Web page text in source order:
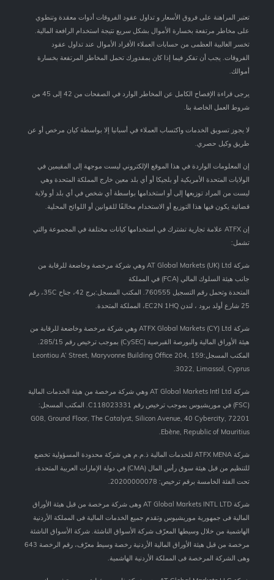
تعتبر المراهنة على فروق الأسعار و تداول عقود الفروقات أدوات معقدة وتنطوي
على مخاطر مرتفعة بخسارة الأموال بشكل سريع نتيجة استخدام الرافعة المالية.
تخسر الغالبية العظمى من حسابات العملاء الأفراد الأموال عند تداول عقود
الفروقات. يجب أن تفكر فيما إذا كان بمقدورك تحمل المخاطر المرتفعة بخسارة
أموالك.
يرجى قراءة الإفصاح الكامل عن المخاطر الوارد في الصفحات من 42 إلى 45 من
شروط العمل الخاصة بنا.
لا يجوز تسويق الخدمات واكتساب العملاء في أسبانيا إلا بواسطة كيان مرخص أو عن
طريق وكيل حصري.
إن المعلومات الواردة في هذا الموقع الإلكتروني ليست موجهة إلى المقيمين في
الولايات المتحدة الأمريكية أو بلجيكا أو أي بلد معين خارج المملكة المتحدة وهي
ليست من المراد توزيعها إلى أو استخدامها بواسطة أي شخص في أي بلد أو ولاية
قضائية يكون فيها هذا التوزيع أو الاستخدام مخالفًا للقوانين أو اللوائح المحلية.
إن ATFX علامة تجارية تشترك في استخدامها كيانات مختلفة في المجموعة والتي
تشمل:
شركة AT Global Markets (UK) Ltd وهي شركة مرخصة وخاضعة للرقابة من
جانب هيئة السلوك المالي (FCA) في المملكة
المتحدة وتحمل رقم التسجيل 760555. المكتب المسجل:برج 42، جناح 35C، رقم
25 شارع أولد برود ، لندن EC2N 1HQ، المملكة المتحدة.
شركة ATFX Global Markets (CY) Ltd وهي شركة مرخصة وخاضعة للرقابة من
هيئة الأوراق المالية والبورصة القبرصية (CySEC) بموجب ترخيص رقم 285/15.
المكتب المسجل:159 Leontiou A’ Street, Maryvonne Building Office 204,
3022, Limassol, Cyprus.
شركة AT Global Markets Intl Ltd وهي شركة مرخصة من هيئة الخدمات المالية
(FSC) في موريشيوس بموجب ترخيص رقم C118023331. المكتب المسجل:
G08, Ground Floor, The Catalyst, Silicon Avenue, 40 Cybercity, 72201
Ebène, Republic of Mauritius.
شركة ATFX MENA للخدمات المالية ذ.م.م هي شركة محدودة المسؤولية تخضع
للتنظيم من قبل هيئة سوق رأس المال (CMA) في دولة الإمارات العربية المتحدة،
تحت الفئة الخامسة برقم ترخيص: 20200000078.
شركة AT Global Markets INTL LTD وهى شركة مرخصة من قبل هيئة الأوراق
المالية فى جمهورية موريشيوس وتقدم جميع الخدمات المالية فى المملكة الأردنية
الهاشمية من خلال وسيطها المعرّف شركة الأسواق الناشئة. شركة الأسواق الناشئة
مرخصة من قبل هيئة الأوراق المالية الأردنية رخصة وسيط معرّف، رقم الرخصة 643
وهى الشركة المرخصة فى المملكة الأردنية الهاشمية.